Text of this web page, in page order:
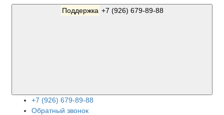
Поддержка +7 (926) 679-89-88
+7 (926) 679-89-88
Обратный звонок